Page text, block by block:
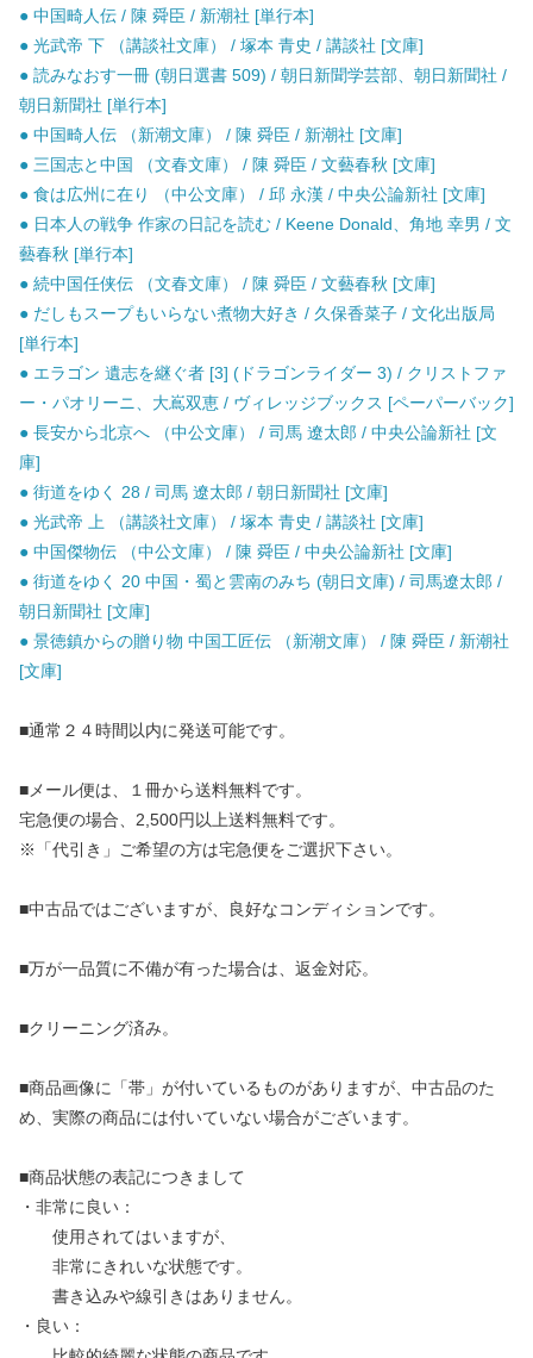
● 中国畸人伝 / 陳 舜臣 / 新潮社 [単行本]
● 光武帝 下 （講談社文庫） / 塚本 青史 / 講談社 [文庫]
● 読みなおす一冊 (朝日選書 509) / 朝日新聞学芸部、朝日新聞社 /
朝日新聞社 [単行本]
● 中国畸人伝 （新潮文庫） / 陳 舜臣 / 新潮社 [文庫]
● 三国志と中国 （文春文庫） / 陳 舜臣 / 文藝春秋 [文庫]
● 食は広州に在り （中公文庫） / 邱 永漢 / 中央公論新社 [文庫]
● 日本人の戦争 作家の日記を読む / Keene Donald、角地 幸男 / 文
藝春秋 [単行本]
● 続中国任侠伝 （文春文庫） / 陳 舜臣 / 文藝春秋 [文庫]
● だしもスープもいらない煮物大好き / 久保香菜子 / 文化出版局
[単行本]
● エラゴン 遺志を継ぐ者 [3] (ドラゴンライダー 3) / クリストファ
ー・パオリーニ、大嶌双恵 / ヴィレッジブックス [ペーパーバック]
● 長安から北京へ （中公文庫） / 司馬 遼太郎 / 中央公論新社 [文
庫]
● 街道をゆく 28 / 司馬 遼太郎 / 朝日新聞社 [文庫]
● 光武帝 上 （講談社文庫） / 塚本 青史 / 講談社 [文庫]
● 中国傑物伝 （中公文庫） / 陳 舜臣 / 中央公論新社 [文庫]
● 街道をゆく 20 中国・蜀と雲南のみち (朝日文庫) / 司馬遼太郎 /
朝日新聞社 [文庫]
● 景徳鎮からの贈り物 中国工匠伝 （新潮文庫） / 陳 舜臣 / 新潮社
[文庫]
■通常２４時間以内に発送可能です。
■メール便は、１冊から送料無料です。
宅急便の場合、2,500円以上送料無料です。
※「代引き」ご希望の方は宅急便をご選択下さい。
■中古品ではございますが、良好なコンディションです。
■万が一品質に不備が有った場合は、返金対応。
■クリーニング済み。
■商品画像に「帯」が付いているものがありますが、中古品のた
め、実際の商品には付いていない場合がございます。
■商品状態の表記につきまして
・非常に良い：
使用されてはいますが、
非常にきれいな状態です。
書き込みや線引きはありません。
・良い：